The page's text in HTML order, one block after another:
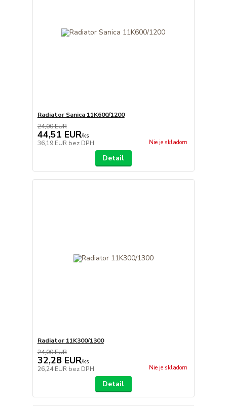
Radiator Sanica 11K600/1200
24,00 EUR
44,51 EUR/ks
36,19 EUR bez DPH Nie je skladom
Detail
Radiator 11K300/1300
24,00 EUR
32,28 EUR/ks
26,24 EUR bez DPH Nie je skladom
Detail